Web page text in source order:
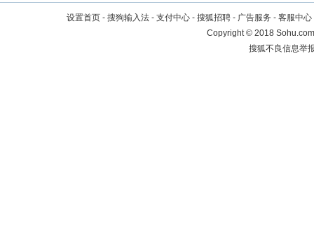
设置首页 - 搜狗输入法 - 支付中心 - 搜狐招聘 - 广告服务 - 客服中心
Copyright©2018
搜狐不良信息举